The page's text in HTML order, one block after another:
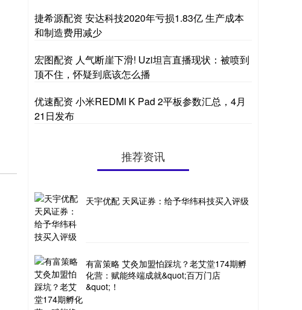
捷希源配资 安达科技2020年亏损1.83亿 生产成本
和制造费用减少
宏图配资 人气断崖下滑! Uzi坦言直播现状：被喷到
顶不住，怀疑到底该怎么播
优速配资 小米REDMI K Pad 2平板参数汇总，4月
21日发布
推荐资讯
天宇优配 天风证券：给予华纬科技买入评级
有富策略 艾灸加盟怕踩坑？老艾堂174期孵
化营：赋能终端成就&quot;百万门店
&quot;！